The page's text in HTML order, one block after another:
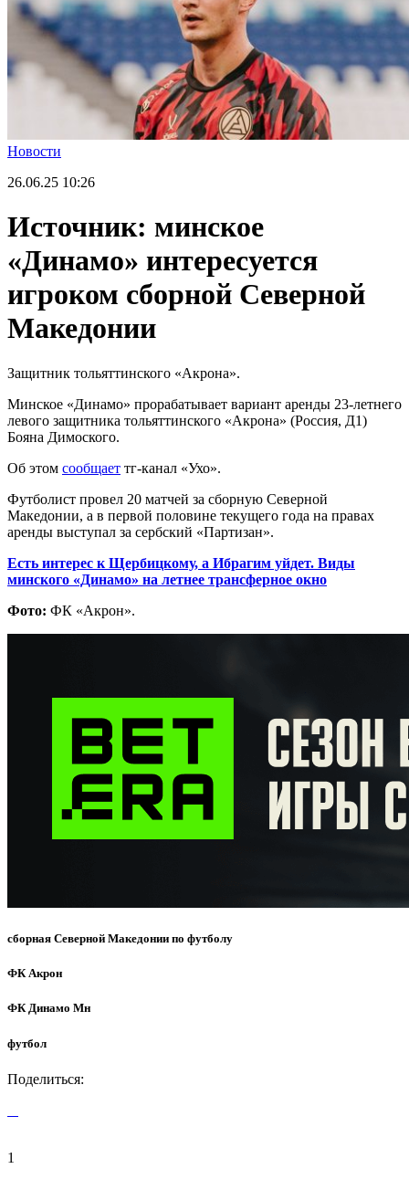
Новости
26.06.25 10:26
Источник: минское
«Динамо» интересуется
игроком сборной Северной
Македонии
Защитник тольяттинского «Акрона».
Минское «Динамо» прорабатывает вариант аренды 23-летнего
левого защитника тольяттинского «Акрона» (Россия, Д1)
Бояна Димоского.
Об этом сообщает тг-канал «Ухо».
Футболист провел 20 матчей за сборную Северной
Македонии, а в первой половине текущего года на правах
аренды выступал за сербский «Партизан».
Есть интерес к Щербицкому, а Ибрагим уйдет. Виды
минского «Динамо» на летнее трансферное окно
Фото: ФК «Акрон».
сборная Северной Македонии по футболу
ФК Акрон
ФК Динамо Мн
футбол
Поделиться:
1